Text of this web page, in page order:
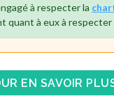
à respecter la
quant à eux à respecter
EN SAVOIR